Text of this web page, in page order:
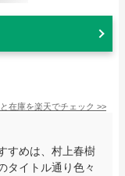
在庫を楽天でチェック >>
すめは、村上春樹
タイトル通り色々